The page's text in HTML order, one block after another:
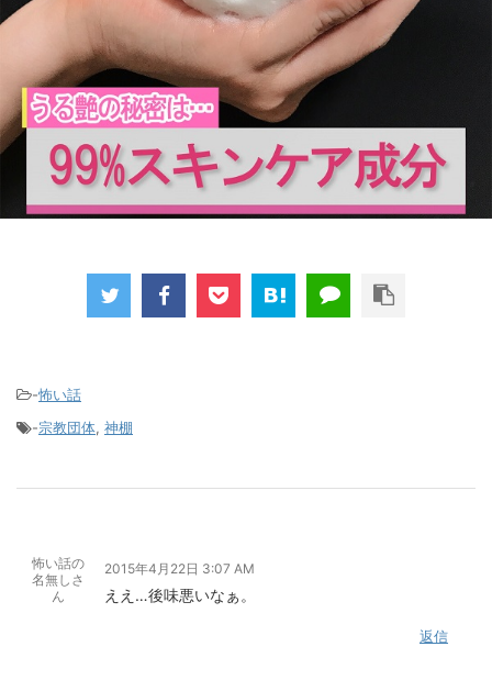
-怖い話
-宗教団体, 神棚
怖い話の
名無しさ
ん
2015年4月22日 3:07 AM
ええ…後味悪いなぁ。
返信